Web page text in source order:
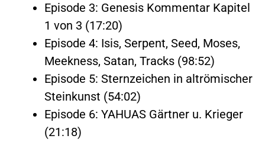
Episode 3: Genesis Kommentar Kapitel
1 von 3 (17:20)
Episode 4: Isis, Serpent, Seed, Moses,
Meekness, Satan, Tracks (98:52)
Episode 5: Sternzeichen in altrömischer
Steinkunst (54:02)
Episode 6: YAHUAS Gärtner u. Krieger
(21:18)